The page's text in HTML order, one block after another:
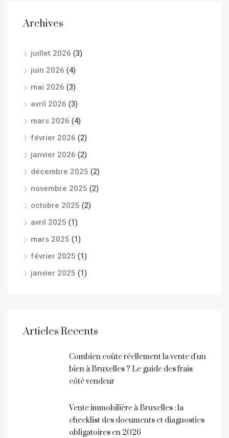
Archives
juillet 2026 (3)
juin 2026 (4)
mai 2026 (3)
avril 2026 (3)
mars 2026 (4)
février 2026 (2)
janvier 2026 (2)
décembre 2025 (2)
novembre 2025 (2)
octobre 2025 (2)
avril 2025 (1)
mars 2025 (1)
février 2025 (1)
janvier 2025 (1)
Articles Recents
Combien coûte réellement la vente d’un
bien à Bruxelles ? Le guide des frais
côté vendeur
Vente immobilière à Bruxelles : la
checklist des documents et diagnostics
obligatoires en 2026